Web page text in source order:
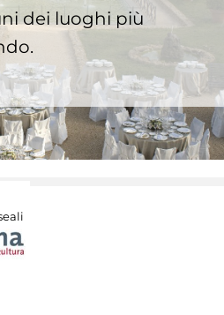
dei luoghi più